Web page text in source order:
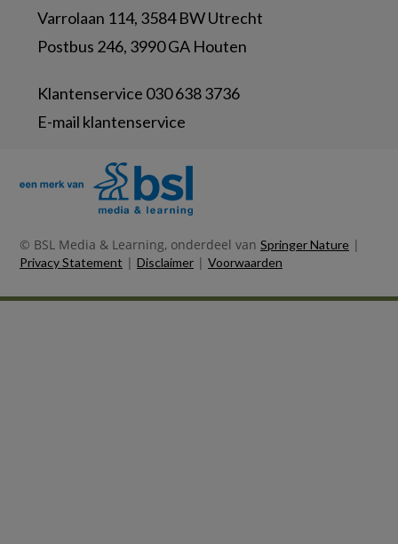
Varrolaan 114, 3584 BW Utrecht
Postbus 246, 3990 GA Houten
Klantenservice 030 638 3736
E-mail klantenservice
© BSL Media & Learning, onderdeel van Springer Nature |
Privacy Statement | Disclaimer | Voorwaarden